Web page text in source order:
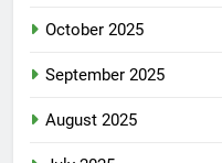
October 2025
September 2025
August 2025